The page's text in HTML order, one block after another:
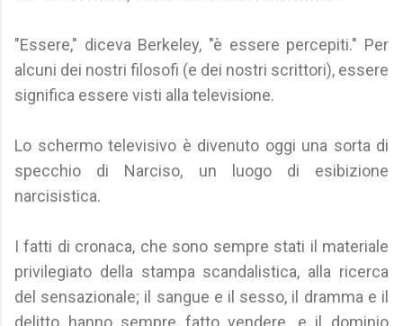
"Essere," diceva Berkeley, "è essere percepiti." Per
alcuni dei nostri filosofi (e dei nostri scrittori), essere
significa essere visti alla televisione.
Lo schermo televisivo è divenuto oggi una sorta di
specchio di Narciso, un luogo di esibizione
narcisistica.
I fatti di cronaca, che sono sempre stati il materiale
privilegiato della stampa scandalistica, alla ricerca
del sensazionale; il sangue e il sesso, il dramma e il
delitto hanno sempre fatto vendere, e il dominio